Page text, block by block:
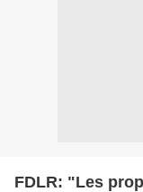
FDLR: "Les